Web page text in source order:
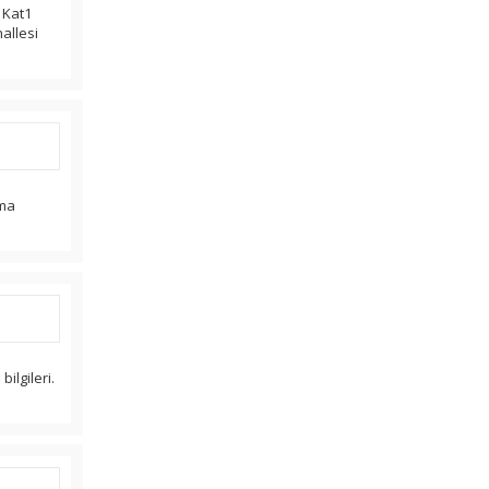
bilgileri.